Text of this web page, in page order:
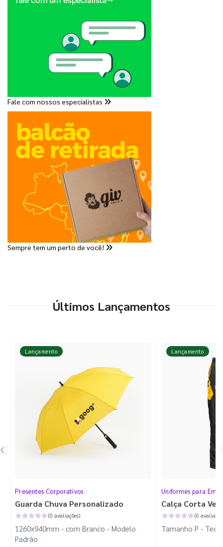
Fale com nossos especialistas
Sempre tem um perto de você!
Últimos Lançamentos
Lançamento
Presentes Corporativos
Guarda Chuva Personalizado
(0 avaliações)
1260x940mm - com Branco - Modelo
Padrão
Lançamento
Uniformes para
Calça Corta
(0
Tamanho P -